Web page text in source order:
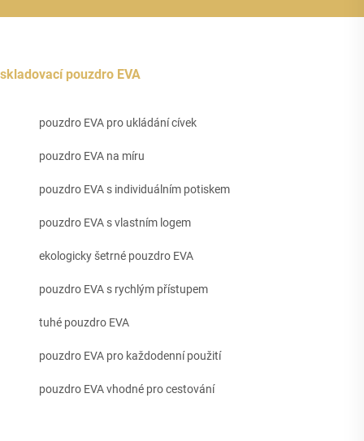
skladovací pouzdro EVA
pouzdro EVA pro ukládání cívek
pouzdro EVA na míru
pouzdro EVA s individuálním potiskem
pouzdro EVA s vlastním logem
ekologicky šetrné pouzdro EVA
pouzdro EVA s rychlým přístupem
tuhé pouzdro EVA
pouzdro EVA pro každodenní použití
pouzdro EVA vhodné pro cestování